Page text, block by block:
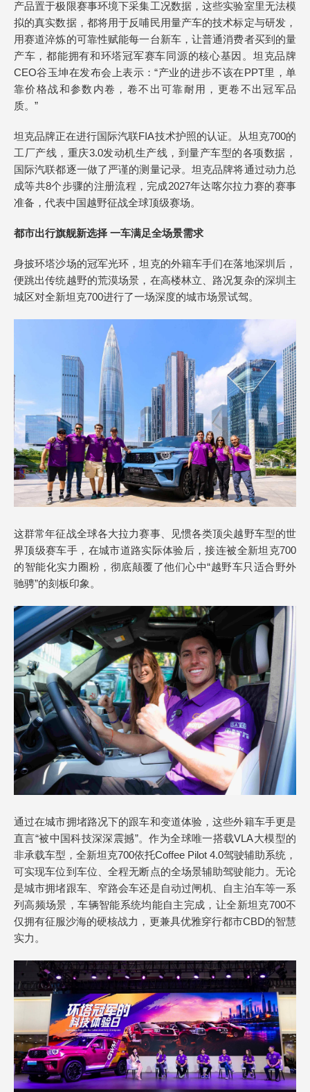
产品置于极限赛事环境下采集工况数据，这些实验室里无法模
拟的真实数据，都将用于反哺民用量产车的技术标定与研发，
用赛道淬炼的可靠性赋能每一台新车，让普通消费者买到的量
产车，都能拥有和环塔冠军赛车同源的核心基因。坦克品牌
CEO谷玉坤在发布会上表示：“产业的进步不该在PPT里，单
靠价格战和参数内卷，卷不出可靠耐用，更卷不出冠军品
质。”
坦克品牌正在进行国际汽联FIA技术护照的认证。从坦克700的
工厂产线，重庆3.0发动机生产线，到量产车型的各项数据，
国际汽联都逐一做了严谨的测量记录。坦克品牌将通过动力总
成等共8个步骤的注册流程，完成2027年达喀尔拉力赛的赛事
准备，代表中国越野征战全球顶级赛场。
都市出行旗舰新选择 一车满足全场景需求
身披环塔沙场的冠军光环，坦克的外籍车手们在落地深圳后，
便跳出传统越野的荒漠场景，在高楼林立、路况复杂的深圳主
城区对全新坦克700进行了一场深度的城市场景试驾。
这群常年征战全球各大拉力赛事、见惯各类顶尖越野车型的世
界顶级赛车手，在城市道路实际体验后，接连被全新坦克700
的智能化实力圈粉，彻底颠覆了他们心中“越野车只适合野外
驰骋”的刻板印象。
通过在城市拥堵路况下的跟车和变道体验，这些外籍车手更是
直言“被中国科技深深震撼”。作为全球唯一搭载VLA大模型的
非承载车型，全新坦克700依托Coffee Pilot 4.0驾驶辅助系统，
可实现车位到车位、全程无断点的全场景辅助驾驶能力。无论
是城市拥堵跟车、窄路会车还是自动过闸机、自主泊车等一系
列高频场景，车辆智能系统均能自主完成，让全新坦克700不
仅拥有征服沙海的硬核战力，更兼具优雅穿行都市CBD的智慧
实力。